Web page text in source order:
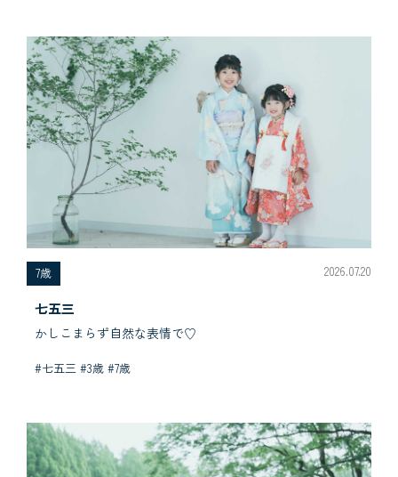
7歳 2026.07.20
七五三
かしこまらず自然な表情で♡
#七五三 #3歳 #7歳